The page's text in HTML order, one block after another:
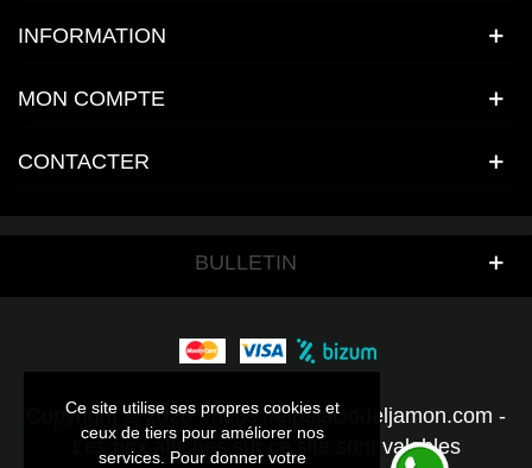
Ce site utilise ses propres cookies et
ceux de tiers pour améliorer nos
services. Pour donner votre
INFORMATION
MON COMPTE
CONTACTER
Ce site utilise ses propres cookies et
ceux de tiers pour améliorer nos
services. Pour donner votre
BULLETIN
Copyright © 2026 - https://elpalaciodeljamon.com -
Les prix affichés sur ce site sont valables